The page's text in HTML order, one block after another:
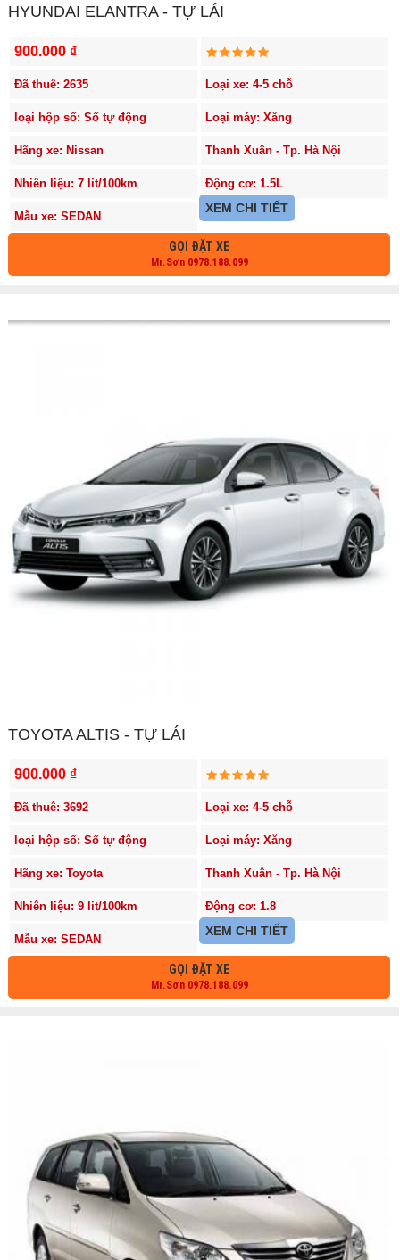
HYUNDAI ELANTRA - TỰ LÁI
900.000 ₫
Đã thuê: 2635 Loại xe: 4-5 chỗ
loại hộp số: Số tự động Loại máy: Xăng
Hãng xe: Nissan Thanh Xuân - Tp. Hà Nội
Nhiên liệu: 7 lit/100km Động cơ: 1.5L
Mẫu xe: SEDAN
XEM CHI TIẾT
GỌI ĐẶT XE
Mr.Sơn 0978.188.099
TOYOTA ALTIS - TỰ LÁI
900.000 ₫
Đã thuê: 3692 Loại xe: 4-5 chỗ
loại hộp số: Số tự động Loại máy: Xăng
Hãng xe: Toyota Thanh Xuân - Tp. Hà Nội
Nhiên liệu: 9 lit/100km Động cơ: 1.8
Mẫu xe: SEDAN
XEM CHI TIẾT
GỌI ĐẶT XE
Mr.Sơn 0978.188.099